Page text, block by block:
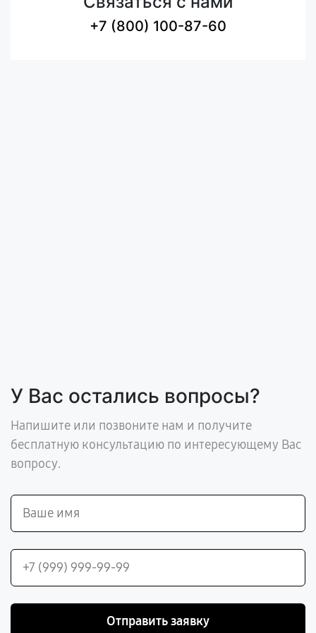
+7 (800) 100-87-60
У Вас остались вопросы?
Напишите или позвоните нам и получите
бесплатную консультацию по интересующему Вас
вопросу.
Отправить заявку